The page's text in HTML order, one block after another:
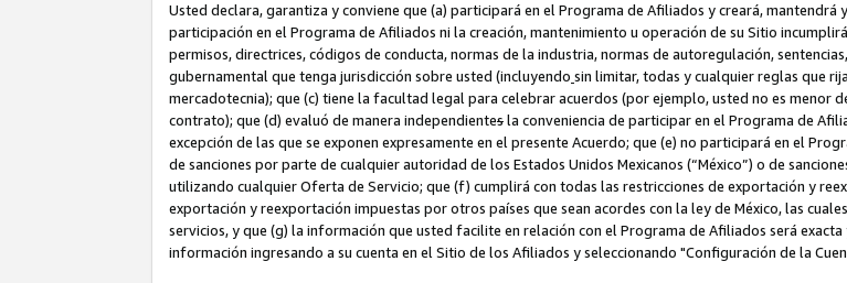
Usted declara, garantiza y conviene que (a) participará en el Programa de Afiliados y creará,
participación en el Programa de Afiliados ni la creación, mantenimiento u operación de su Sitio
permisos, directrices, códigos de conducta, normas de la industria, normas de autoregulación,
gubernamental que tenga jurisdicción sobre usted (incluyendo sin limitar, todas y cualquier reglas que
mercadotecnia); que (c) tiene la facultad legal para celebrar acuerdos (por ejemplo, usted no es menor
contrato); que (d) evaluó de manera independientesla conveniencia de participar en el Programa de
excepción de las que se exponen expresamente en el presente Acuerdo; que (e) no participará en el
de sanciones por parte de cualquier autoridad de los Estados Unidos Mexicanos (“México”) o de
utilizando cualquier Oferta de Servicio; que (f) cumplirá con todas las restricciones de exportación y
exportación y reexportación impuestas por otros países que sean acordes con la ley de México, las
servicios, y que (g) la información que usted facilite en relación con el Programa de Afiliados será
información ingresando a su cuenta en el Sitio de los Afiliados y seleccionando "Configuración de la